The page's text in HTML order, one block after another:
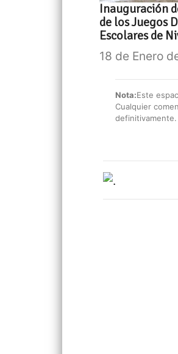
Inauguración
de los Juegos
Escolares de
18 de Enero
Nota:Este
Cualquier
definitivamente.